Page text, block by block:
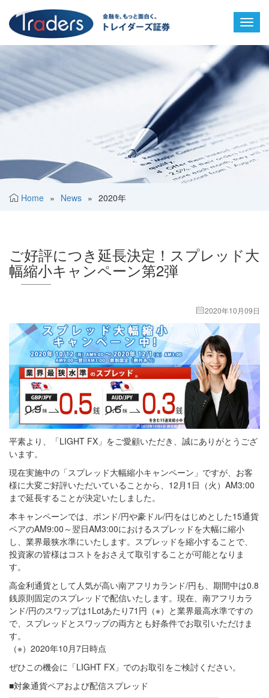
Home » News » 2020年
ご好評につき延長決定！スプレッド大
幅縮小キャンペーン第2弾
2020年10月09日
平素より、「LIGHT FX」をご愛顧いただき、誠にありがとうござ
います。
現在実施中の「スプレッド大幅縮小キャンペーン」ですが、お客
様に大変ご好評いただいていることから、12月1日（火）AM3:00
まで延長することが決定いたしました。
本キャンペーンでは、ポンド/円や豪ドル/円をはじめとした15通貨
ペアのAM9:00～翌日AM3:00におけるスプレッドを大幅に縮小
し、業界最狭水準にいたします。スプレッドを縮小することで、
投資家の皆様はコストをおさえて取引することが可能となりま
す。
高金利通貨として人気が高い南アフリカランド/円も、期間中は0.8
銭原則固定のスプレッドで配信いたします。現在、南アフリカラ
ンド/円のスワップは1Lotあたり71円（※）と業界最高水準ですの
で、スプレッドとスワップの両方とも好条件でお取引いただけま
す。
（※）2020年10月7日時点
ぜひこの機会に「LIGHT FX」でのお取引をご検討ください。
■対象通貨ペアおよび配信スプレッド